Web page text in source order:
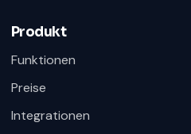
Produkt
Funktionen
Preise
Integrationen